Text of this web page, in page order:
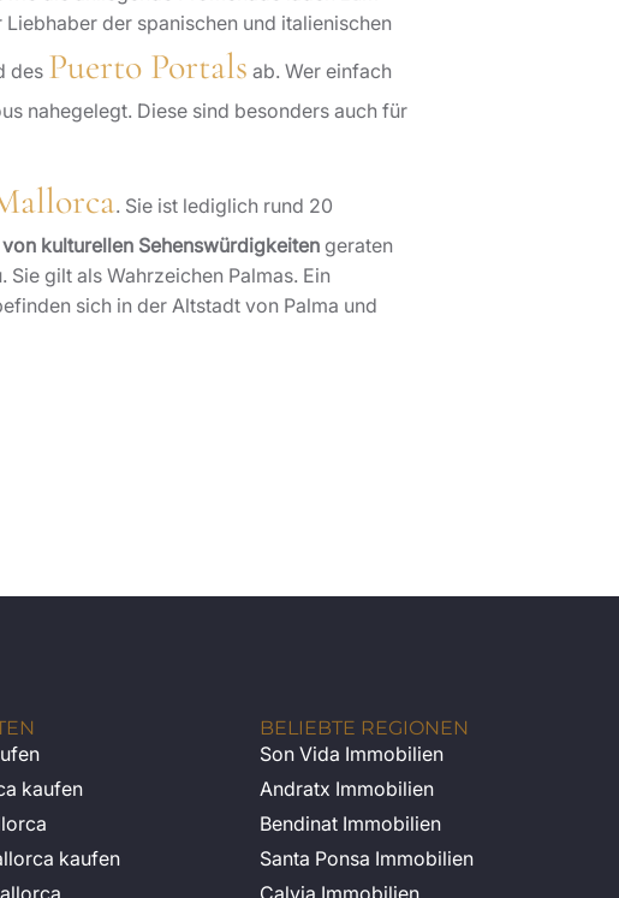
der spanischen und italienischen
des Puerto Portals ab. Wer einfach
nahegelegt. Diese sind besonders auch für
. Sie ist lediglich rund 20
kulturellen Sehenswürdigkeiten geraten
gilt als Wahrzeichen Palmas. Ein
sich in der Altstadt von Palma und
kaufen
kaufen
BELIEBTE REGIONEN
Son Vida Immobilien
Andratx Immobilien
Bendinat Immobilien
Santa Ponsa Immobilien